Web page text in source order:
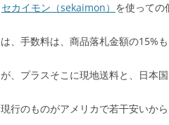
セカイモン（sekaimon） を使っての
は、手数料は、商品落札金額の15%
が、プラスそこに現地送料と、日本
現行のものがアメリカで若干安いか